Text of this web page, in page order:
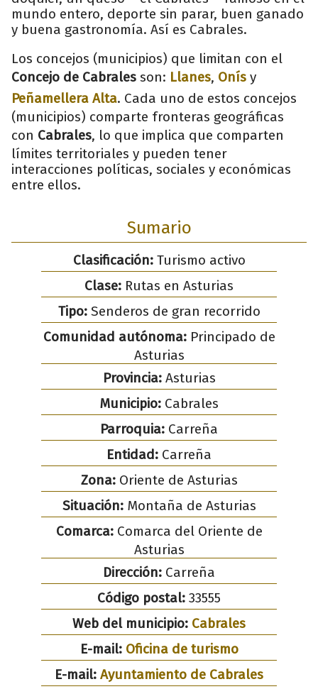
mundo entero, deporte sin parar, buen ganado
y buena gastronomía. Así es Cabrales.
Los concejos (municipios) que limitan con el
Concejo de Cabrales son: Llanes, Onís y
Peñamellera Alta. Cada uno de estos concejos
(municipios) comparte fronteras geográficas
con Cabrales, lo que implica que comparten
límites territoriales y pueden tener
interacciones políticas, sociales y económicas
entre ellos.
Sumario
Clasificación:Turismo activo
Clase: Rutas en Asturias
Tipo:Senderos de gran recorrido
Comunidad autónoma:Principado de
Asturias
Provincia:Asturias
Municipio: Cabrales
Parroquia: Carreña
Entidad: Carreña
Zona:Oriente de Asturias
Situación:Montaña de Asturias
Comarca:Comarca del Oriente de
Asturias
Dirección: Carreña
Código postal: 33555
Web del municipio: Cabrales
E-mail: Oficina de turismo
E-mail: Ayuntamiento de Cabrales